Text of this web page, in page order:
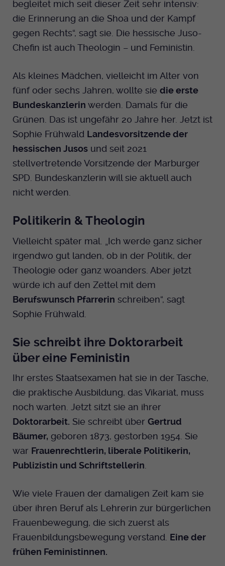
begleitet mich seit dieser Zeit sehr intensiv:
die Erinnerung an die Shoa und der Kampf
gegen Rechts“, sagt sie. Die hessische Juso-
Chefin ist auch Theologin – und Feministin.
Als kleines Mädchen, vielleicht im Alter von
fünf oder sechs Jahren, wollte sie die erste
Bundeskanzlerin werden. Damals für die
Grünen. Das ist ungefähr 20 Jahre her. Jetzt ist
Sophie Frühwald Landesvorsitzende der
hessischen Jusos und seit 2021
stellvertretende Vorsitzende der Marburger
SPD. Bundeskanzlerin will sie aktuell auch
nicht werden.
Politikerin & Theologin
Vielleicht später mal. „Ich werde ganz sicher
irgendwo gut landen, ob in der Politik, der
Theologie oder ganz woanders. Aber jetzt
würde ich auf den Zettel mit dem
Berufswunsch Pfarrerin schreiben“, sagt
Sophie Frühwald.
Sie schreibt ihre Doktorarbeit
über eine Feministin
Ihr erstes Staatsexamen hat sie in der Tasche,
die praktische Ausbildung, das Vikariat, muss
noch warten. Jetzt sitzt sie an ihrer
Doktorarbeit. Sie schreibt über Gertrud
Bäumer, geboren 1873, gestorben 1954. Sie
war Frauenrechtlerin, liberale Politikerin,
Publizistin und Schriftstellerin.
Wie viele Frauen der damaligen Zeit kam sie
über ihren Beruf als Lehrerin zur bürgerlichen
Frauenbewegung, die sich zuerst als
Frauenbildungsbewegung verstand. Eine der
frühen Feministinnen.
Zweck
Dieser Cookie wird genutzt um
festzustellen ob ein Benutzer im TYPO3
Backend eingelogged ist und die Seite
bearbeiten darf.
Name fe_typo_user
Laufzeit Ende der Sitzung
Zweck
festzustellen ob ein Benutzer im TYPO3
Frontend eingelogged ist und die Seite
bearbeiten darf.
Laufzeit Ende der Sitzung
Zweck
PHP Daten Identifikator, der gesetzt wird
wenn die PHP session() Methode benutzt
wird.
Anbieter EKHN
Laufzeit Ende der Sitzung
Zweck
Webseite.
Name cookie_optin-[n]
Anbieter EKHN
Laufzeit
Bei Ausahl nur essentieller Cookies wird
dieser Cookie am Ende der Sitzung
Zweck
Dient zur Speicherung der Cookie Opt-In
Einstellungen. Eine optionale Nummer
Name _pk_id.424
Anbieter Medienhaus der EKHN GmbH
Zweck Einzigartige Besucher ID.
Name _pk_ses.424
Anbieter Medienhaus der EKHN GmbH
Laufzeit 30 Minuten
Zweck
Name mtm_cookie_consent
Anbieter Medienhaus der EKHN GmbH
Laufzeit 1 Jahr
Zweck
Speicherung der Cookie Constent
Einstellungen
Cookie-Informationen anzeigen
Marketing
Name
Anbieter Facebook Ireland Limited
3 Monate
Zweck Anzeigen / Ads
Cookie-Informationen anzeigen
Youtube
Facebook
Instagram
Spotify
Giphy
TikTok